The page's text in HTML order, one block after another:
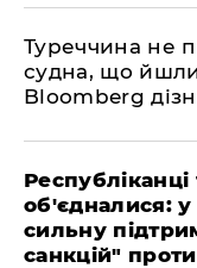
Туреччина не
судна, що
Bloomberg
об'єдналися: у
сильну
санкцій" проти